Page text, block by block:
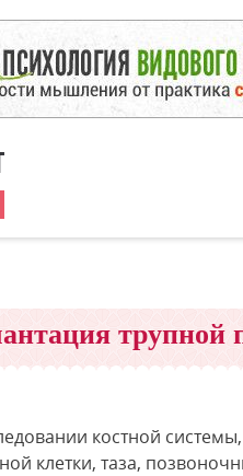
трупной
костной
клетки, таза,